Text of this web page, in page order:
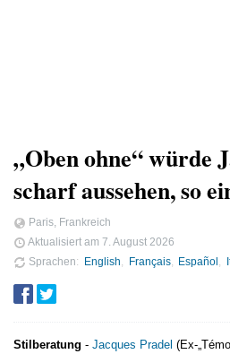
„Oben ohne“ würde
scharf aussehen, so
Paris, Frankreich
Aktualisiert am 7. August 2026
Sprachen
English Français Español
Stilberatung - Jacques Pradel (Ex-